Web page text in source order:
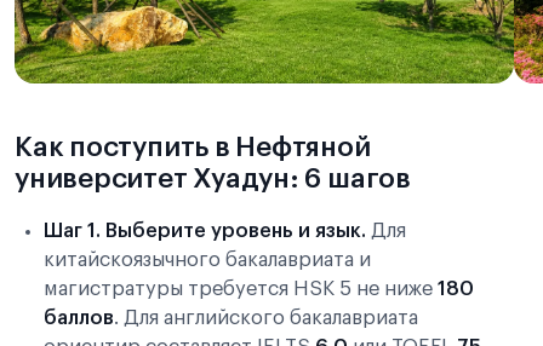
Как поступить в Нефтяной
университет Хуадун: 6 шагов
Шаг 1. Выберите уровень и язык. Для
китайскоязычного бакалавриата и
магистратуры требуется HSK 5 не ниже 180
баллов. Для английского бакалавриата